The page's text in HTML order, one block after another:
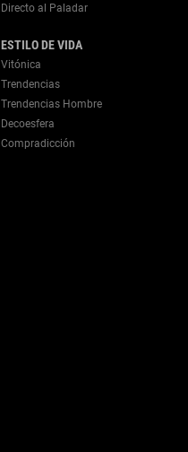
Directo al Paladar
ESTILO DE VIDA
Vitónica
Trendencias
Trendencias Hombre
Decoesfera
Compradicción